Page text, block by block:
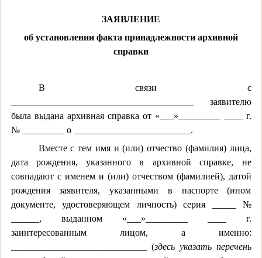
ЗАЯВЛЕНИЕ
об установлении факта принадлежности архивной
справки
В связи с
_______________________________________ заявителю
была выдана архивная справка от «___»_________ ____ г.
№ _________ о _________________________.
Вместе с тем имя и (или) отчество (фамилия) лица,
дата рождения, указанного в архивной справке, не
совпадают с именем и (или) отчеством (фамилией), датой
рождения заявителя, указанными в паспорте (ином
документе, удостоверяющем личность) серия _____ №
______, выданном «___»_________ ____ г.
заинтересованным лицом, а именно:
_____________________________ (здесь указать перечень